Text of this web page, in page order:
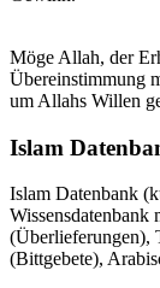
Möge Allah, der
Übereinstimmung
um Allahs Willen
Islam
Islam Datenbank
Wissensdatenbank
(Überlieferungen),
(Bittgebete),